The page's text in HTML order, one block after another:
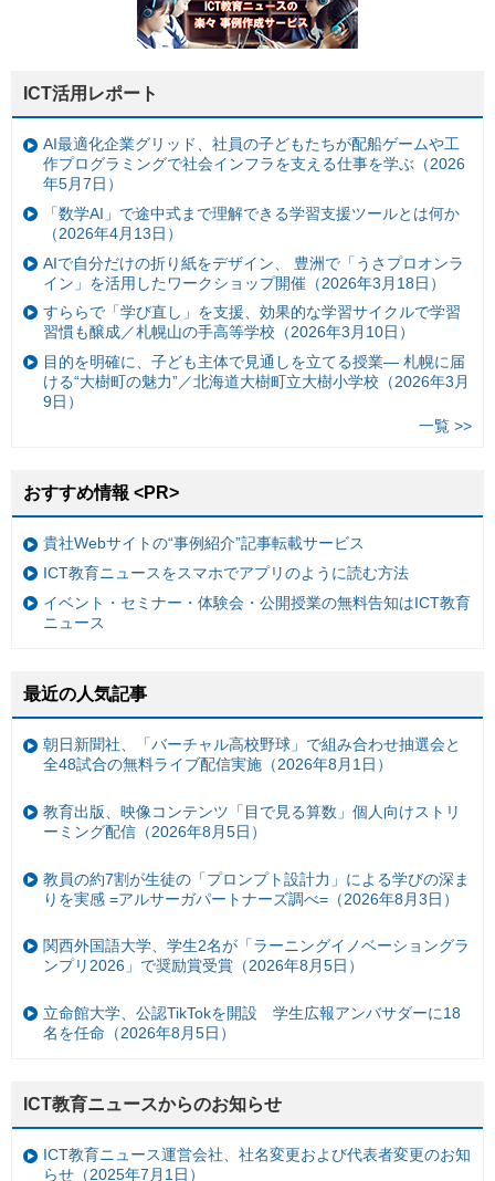
ICT活用レポート
AI最適化企業グリッド、社員の子どもたちが配船ゲームや工
作プログラミングで社会インフラを支える仕事を学ぶ（2026
年5月7日）
「数学AI」で途中式まで理解できる学習支援ツールとは何か
（2026年4月13日）
AIで自分だけの折り紙をデザイン、 豊洲で「うさプロオンラ
イン」を活用したワークショップ開催（2026年3月18日）
すららで「学び直し」を支援、効果的な学習サイクルで学習
習慣も醸成／札幌山の手高等学校（2026年3月10日）
目的を明確に、子ども主体で見通しを立てる授業— 札幌に届
ける“大樹町の魅力”／北海道大樹町立大樹小学校（2026年3月
9日）
一覧 >>
おすすめ情報 <PR>
貴社Webサイトの“事例紹介”記事転載サービス
ICT教育ニュースをスマホでアプリのように読む方法
イベント・セミナー・体験会・公開授業の無料告知はICT教育
ニュース
最近の人気記事
朝日新聞社、「バーチャル高校野球」で組み合わせ抽選会と
全48試合の無料ライブ配信実施（2026年8月1日）
教育出版、映像コンテンツ「目で見る算数」個人向けストリ
ーミング配信（2026年8月5日）
教員の約7割が生徒の「プロンプト設計力」による学びの深ま
りを実感 =アルサーガパートナーズ調べ=（2026年8月3日）
関西外国語大学、学生2名が「ラーニングイノベーショングラ
ンプリ2026」で奨励賞受賞（2026年8月5日）
立命館大学、公認TikTokを開設 学生広報アンバサダーに18
名を任命（2026年8月5日）
ICT教育ニュースからのお知らせ
ICT教育ニュース運営会社、社名変更および代表者変更のお知
らせ（2025年7月1日）